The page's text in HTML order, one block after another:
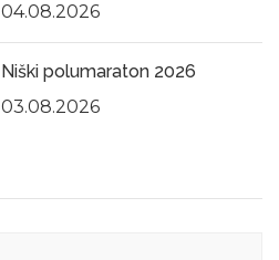
04.08.2026
Niški polumaraton 2026
03.08.2026